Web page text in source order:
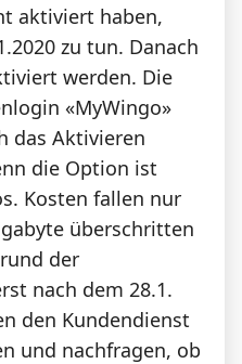
aktiviert haben,
zu tun. Danach
werden. Die
«MyWingo»
das Aktivieren
die Option ist
Kosten fallen nur
überschritten
der
nach dem 28.1.
den Kundendienst
und nachfragen, ob